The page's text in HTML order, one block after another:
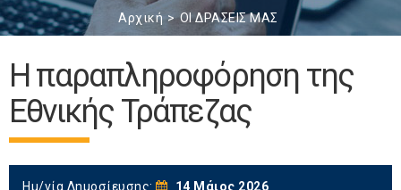
Αρχική ΟΙ ΔΡΑΣΕΙΣ ΜΑΣ
Η παραπληροφόρηση της
Εθνικής Τράπεζας
Ημ/νία Δημοσίευσης:
14 Μάιος 2026